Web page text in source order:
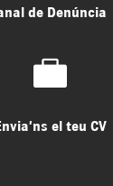
de Denúncia

el teu CV